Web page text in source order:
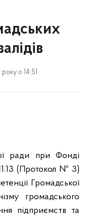
о 14:51
ради при Фонді
(Протокол № 3)
Громадської
громадського
підприємств та